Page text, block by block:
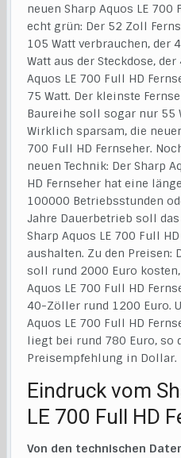
neuen Sharp Aquos LE 700
echt grün: Der 52 Zoll
105 Watt verbrauchen, der
Watt aus der Steckdose,
Aquos LE 700 Full HD
75 Watt. Der kleinste
Baureihe soll sogar nur 55
Wirklich sparsam, die
700 Full HD Fernseher.
neuen Technik: Der Sharp
HD Fernseher hat eine
100000 Betriebsstunden
Jahre Dauerbetrieb soll das
Sharp Aquos LE 700 Full
aushalten. Zu den Preisen:
soll rund 2000 Euro
Aquos LE 700 Full HD
40-Zöller rund 1200 Euro.
Aquos LE 700 Full HD
liegt bei rund 780 Euro, so
Preisempfehlung in Dollar.
Eindruck vom
LE 700 Full HD
Von den technischen